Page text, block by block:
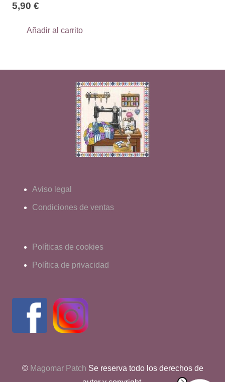
5,90 €
Añadir al carrito
Aviso legal
Condiciones de ventas
Políticas de cookies
Política de privacidad
© Magomar Patch Se reserva todo los derechos de